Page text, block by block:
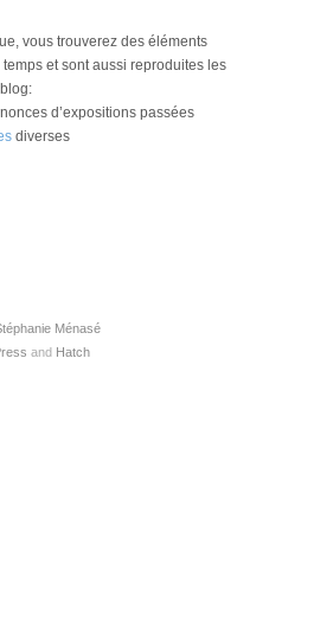
vous trouverez des éléments
et sont aussi reproduites les
d’expositions passées
diverses
Ménasé
and Hatch